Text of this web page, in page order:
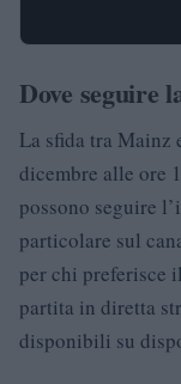
Dove seguire
La sfida tra Mainz
dicembre alle ore
possono seguire
particolare sul
per chi preferisce
partita in diretta
disponibili su